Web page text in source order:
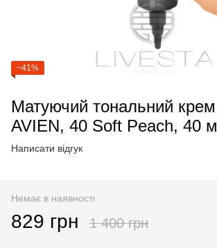
−41%
Матуючий тональний
AVIEN, 40 Soft Peach, 40
Написати відгук
Немає в наявності
829 грн 1 400 грн